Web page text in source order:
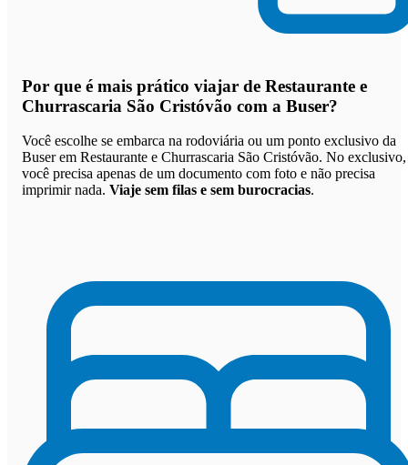
Por que é mais prático viajar de Restaurante e
Churrascaria São Cristóvão com a Buser?
Você escolhe se embarca na rodoviária ou um ponto exclusivo da
Buser em Restaurante e Churrascaria São Cristóvão. No exclusivo,
você precisa apenas de um documento com foto e não precisa
imprimir nada. Viaje sem filas e sem burocracias.